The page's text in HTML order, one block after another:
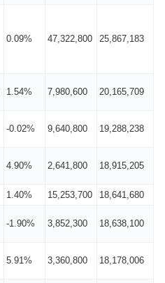
0.09% 47,322,800 25,867,183
1.54% 7,980,600 20,165,709
-0.02% 9,640,800 19,288,238
4.90% 2,641,800 18,915,205
1.40% 15,253,700 18,641,680
-1.90% 3,852,300 18,638,100
5.91% 3,360,800 18,178,006